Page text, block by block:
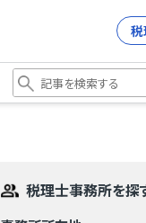
税理士事務所を探